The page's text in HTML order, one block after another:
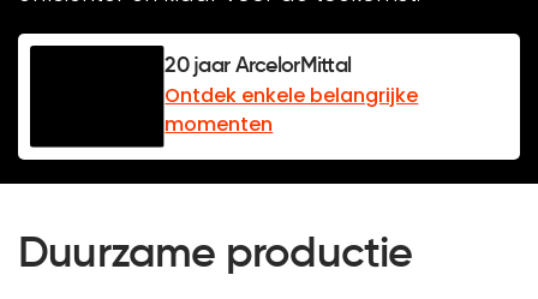
20 jaar ArcelorMittal
Ontdek enkele belangrijke
momenten
Duurzame productie